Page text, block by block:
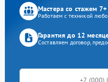
Мастера со стажем 7+
Работаем с техникой
Гарантия до 12
Составляем договор,